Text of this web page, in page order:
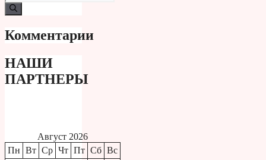
Комментарии
НАШИ
ПАРТНЕРЫ
Август 2026
Пн Вт Ср Чт Пт Сб Вс